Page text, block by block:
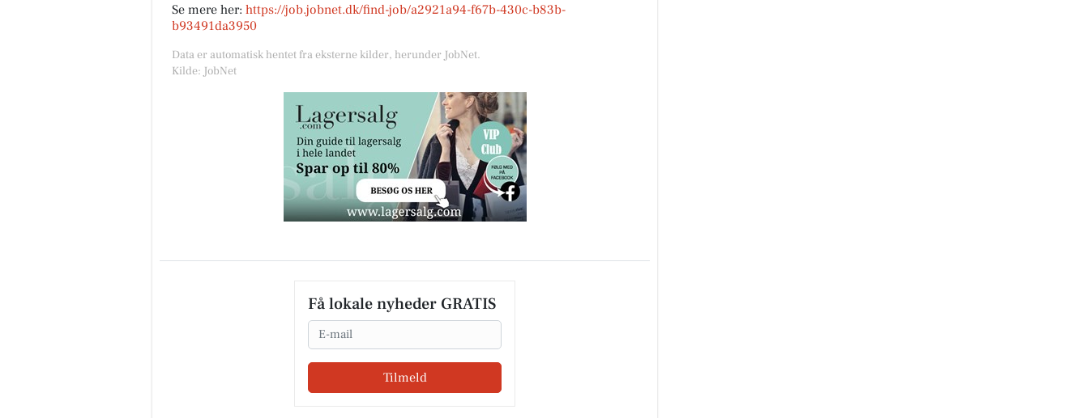
Se mere her: https://job.jobnet.dk/find-job/a2921a94-f67b-430c-b83b-
b93491da3950
Data er automatisk hentet fra eksterne kilder, herunder JobNet.
Kilde: JobNet
Få lokale nyheder GRATIS
Email
Tilmeld